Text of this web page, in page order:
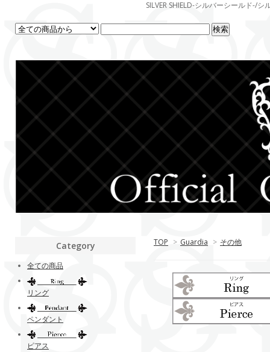
SILVER SHIELD-シルバーシールド-/
TOP > Guardia > その他
Category
全ての商品
リング
ペンダント
ピアス